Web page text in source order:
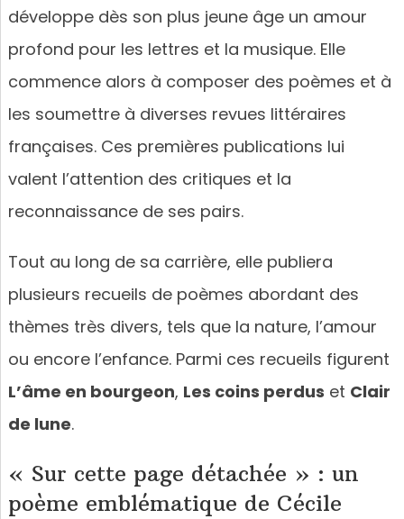
développe dès son plus jeune âge un amour
profond pour les lettres et la musique. Elle
commence alors à composer des poèmes et à
les soumettre à diverses revues littéraires
françaises. Ces premières publications lui
valent l’attention des critiques et la
reconnaissance de ses pairs.
Tout au long de sa carrière, elle publiera
plusieurs recueils de poèmes abordant des
thèmes très divers, tels que la nature, l’amour
ou encore l’enfance. Parmi ces recueils figurent
L’âme en bourgeon, Les coins perdus et Clair
de lune.
« Sur cette page détachée » : un
poème emblématique de Cécile